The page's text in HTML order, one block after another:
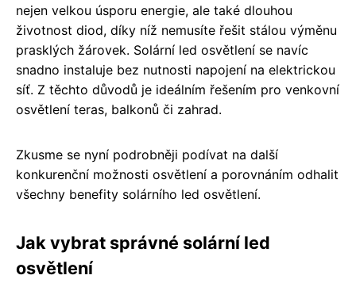
nejen velkou úsporu energie, ale také dlouhou
životnost diod, díky níž nemusíte řešit stálou výměnu
prasklých žárovek. Solární led osvětlení se navíc
snadno instaluje bez nutnosti napojení na elektrickou
síť. Z těchto důvodů je ideálním řešením pro venkovní
osvětlení teras, balkonů či zahrad.
Zkusme se nyní podrobněji podívat na další
konkurenční možnosti osvětlení a porovnáním odhalit
všechny benefity solárního led osvětlení.
Jak vybrat správné solární led
osvětlení